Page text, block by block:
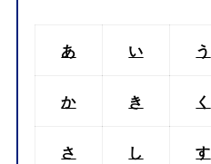
あ い う
か き く
さ し す